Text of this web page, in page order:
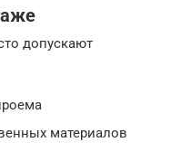
допускают
материалов